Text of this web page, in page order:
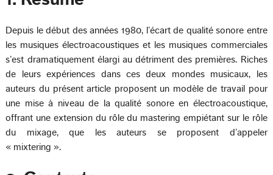
Depuis le début des années 1980, l’écart de qualité sonore entre
les musiques électroacoustiques et les musiques commerciales
s’est dramatiquement élargi au détriment des premières. Riches
de leurs expériences dans ces deux mondes musicaux, les
auteurs du présent article proposent un modèle de travail pour
une mise à niveau de la qualité sonore en électroacoustique,
offrant une extension du rôle du mastering empiétant sur le rôle
du mixage, que les auteurs se proposent d’appeler
« mixtering ».